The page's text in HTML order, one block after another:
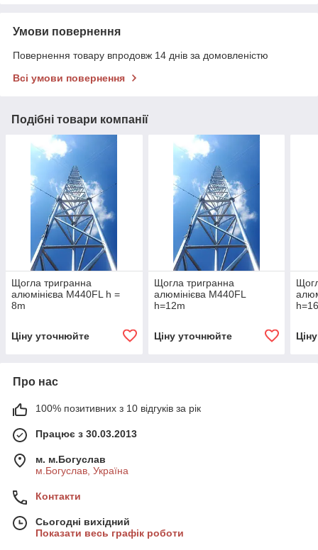
Умови повернення
Повернення товару впродовж 14 днів за домовленістю
Всі умови повернення
Подібні товари компанії
Щогла тригранна
алюмінієва М440FL h =
8m
Ціну уточнюйте
Щогла тригранна
алюмінієва М440FL
h=12m
Ціну уточнюйте
Про нас
100% позитивних з 10 відгуків за рік
Працює з 30.03.2013
м. м.Богуслав
м.Богуслав, Україна
Контакти
Сьогодні вихідний
Показати весь графік роботи